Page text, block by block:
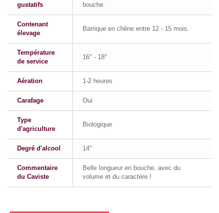
gustatifs
bouche.
Contenant
élevage
Barrique en chêne entre 12 - 15 mois.
Température
de service
16° - 18°
Aération 1-2 heures
Carafage Oui
Type
d'agriculture
Biologique
Degré d'alcool 14°
Commentaire
du Caviste
Belle longueur en bouche, avec du
volume et du caractère !